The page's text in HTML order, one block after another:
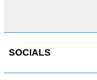
SOCIALS